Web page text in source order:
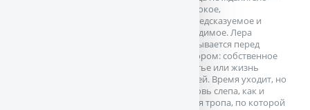
жестокое,
непредсказуемое и
невидимое. Лера
оказывается перед
выбором: собственное
счастье или жизнь
друзей. Время уходит, но
любовь слепа, как и
новая тропа, по которой